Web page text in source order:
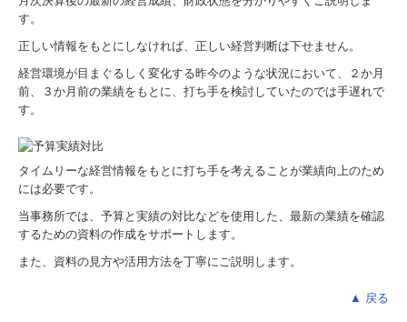
e21まいスター
経営革新等支援機関
お役立ちコーナー
社長メニュー
TKCシステムQ&A
す。
正しい情報をもとにしなければ、正しい経営判断は下せません。
経営環境が目まぐるしく変化する昨今のような状況において、２か月
前、３か月前の業績をもとに、打ち手を検討していたのでは手遅れで
す。
タイムリーな経営情報をもとに打ち手を考えることが業績向上のため
には必要です。
当事務所では、予算と実績の対比などを使用した、最新の業績を確認
するための資料の作成をサポートします。
また、資料の見方や活用方法を丁寧にご説明します。
▲ 戻る